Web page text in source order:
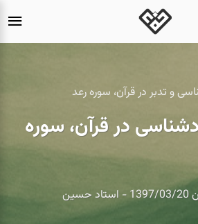
و تدبر در قرآن، سوره رعد
27 خودشناسی در قرآن، سوره
تدبری در قرآن 1397/03/20 - استاد حسین